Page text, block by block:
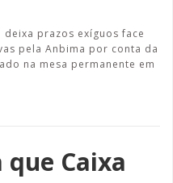
prazos exíguos face
pela Anbima por conta da
na mesa permanente em
que Caixa